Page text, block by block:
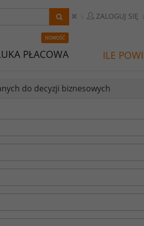
ZALOGUJ SIĘ
NOWOŚĆ
PŁACOWA ILE
do decyzji biznesowych